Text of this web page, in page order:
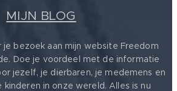
MIJN BLOG
je bezoek aan mijn website Freedom
Doe je voordeel met de informatie
jezelf, je dierbaren, je medemens en
in onze wereld. Alles is nu